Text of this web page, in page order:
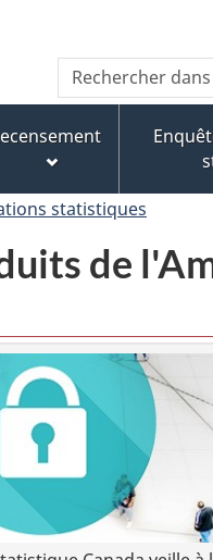
au
contenu
principal
« À
propos
de
ce
version
HTML
simplifiée
Recherche
Rechercher
dans
Canada
statistiques
de